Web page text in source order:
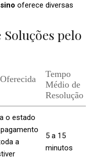
oferece diversas
pelo
Tempo
Médio de
Resolução
o estado
a
5 a 15
minutos